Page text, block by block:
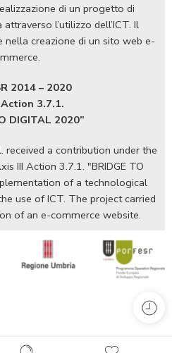
di un progetto di
l’utilizzo dell’ICT. Il
creazione di un sito web e-
2014 – 2020
3.7.1.
DIGITAL 2020”
received a contribution under the
III Action 3.7.1. "BRIDGE TO
of a technological
use of ICT. The project carried
of an e-commerce website.